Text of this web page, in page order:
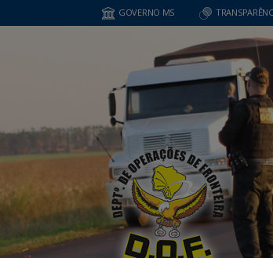
GOVERNO MS